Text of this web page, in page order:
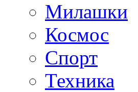
Милашки
Космос
Спорт
Техника